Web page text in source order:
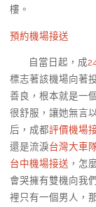
樓。
預約機場接送
自當日起，成
標志著該機場向著
善良，根本就是一
很舒服，讓她無言
后，成都評價機場
還是流淚台灣大車
台中機場接送 ，怎
會哭擁有雙機向我
裡只有一個男人，